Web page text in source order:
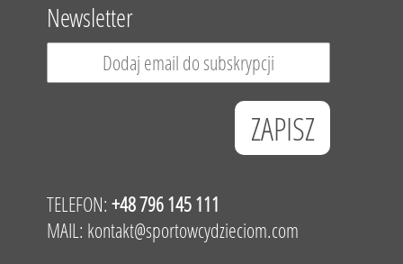
Newsletter
TELEFON: +48 796 145 111
MAIL: kontakt@sportowcydzieciom.com